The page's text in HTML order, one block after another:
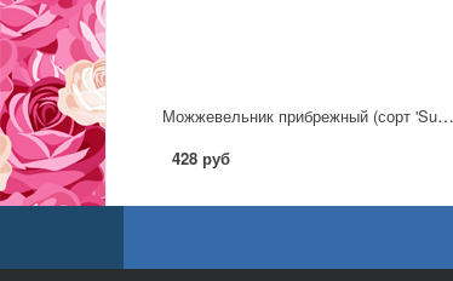
Можжевельник прибрежный (сорт 'Sunflower')
428 руб